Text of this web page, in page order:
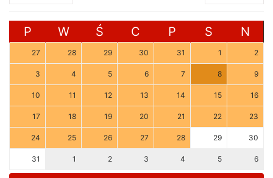
P W Ś C P S N
27 28 29 30 31 1 2
3 4 5 6 7 8 9
10 11 12 13 14 15 16
17 18 19 20 21 22 23
24 25 26 27 28 29 30
31 1 2 3 4 5 6